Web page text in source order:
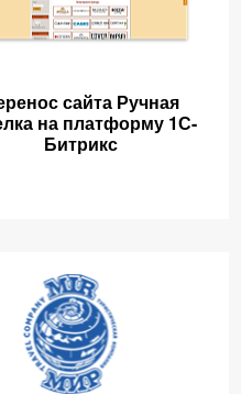
сайта Ручная
на платформу 1С-
Битрикс